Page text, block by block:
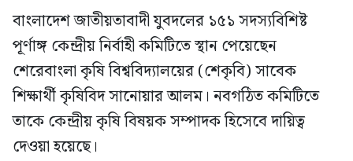
বাংলাদেশ জাতীয়তাবাদী যুবদলের ১৫১ সদস্যবিশিষ্ট
পূর্ণাঙ্গ কেন্দ্রীয় নির্বাহী কমিটিতে স্থান পেয়েছেন
শেরেবাংলা কৃষি বিশ্ববিদ্যালয়ের (শেকৃবি) সাবেক
শিক্ষার্থী কৃষিবিদ সানোয়ার আলম। নবগঠিত কমিটিতে
তাকে কেন্দ্রীয় কৃষি বিষয়ক সম্পাদক হিসেবে দায়িত্ব
দেওয়া হয়েছে।